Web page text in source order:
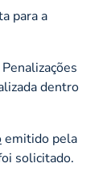
para a
dentro
emitido pela
solicitado.